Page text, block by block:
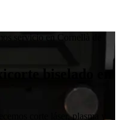
servicio en
biselado en
corte láser, plasma y